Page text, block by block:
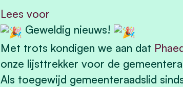
Lees voor
Geweldig nieuws!
Met trots kondigen we aan dat
onze lijsttrekker voor de
Als toegewijd gemeenteraadslid